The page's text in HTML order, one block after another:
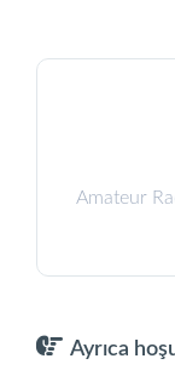
Amateur
Ayrıca